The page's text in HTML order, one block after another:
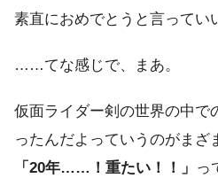
素直におめでとうと言ってい
……てな感じで、まあ。
仮面ライダー剣の世界の中で
ったんだよっていうのがまざ
「20年……！重たい！！」 っ